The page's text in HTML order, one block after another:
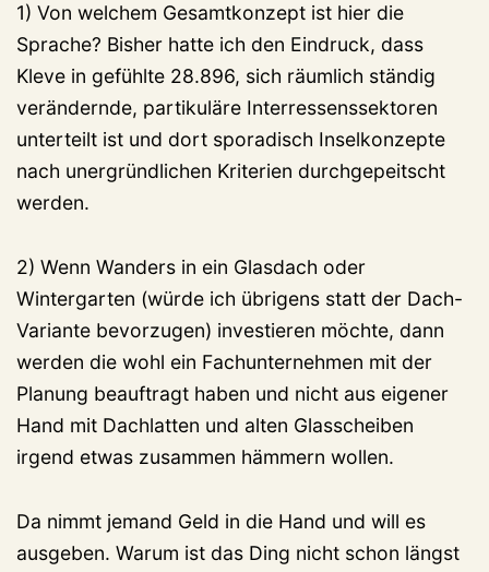
1) Von welchem Gesamtkonzept ist hier die
Sprache? Bisher hatte ich den Eindruck, dass
Kleve in gefühlte 28.896, sich räumlich ständig
verändernde, partikuläre Interressenssektoren
unterteilt ist und dort sporadisch Inselkonzepte
nach unergründlichen Kriterien durchgepeitscht
werden.
2) Wenn Wanders in ein Glasdach oder
Wintergarten (würde ich übrigens statt der Dach-
Variante bevorzugen) investieren möchte, dann
werden die wohl ein Fachunternehmen mit der
Planung beauftragt haben und nicht aus eigener
Hand mit Dachlatten und alten Glasscheiben
irgend etwas zusammen hämmern wollen.
Da nimmt jemand Geld in die Hand und will es
ausgeben. Warum ist das Ding nicht schon längst